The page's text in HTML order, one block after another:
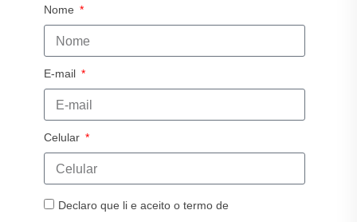
Nome
E-mail
Celular
Declaro que li e aceito o termo de